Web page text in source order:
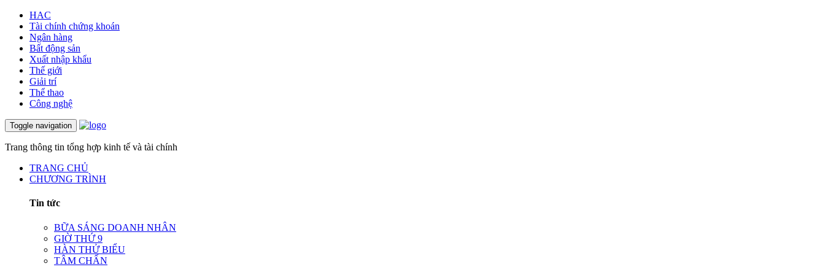
HAC
Tài chính chứng khoán
Ngân hàng
Bất động sản
Xuất nhập khẩu
Thế giới
Giải trí
Thể thao
Công nghệ
Toggle navigation
Trang thông tin tổng hợp kinh tế và tài chính
TRANG CHỦ
CHƯƠNG TRÌNH
Tin tức
BỮA SÁNG DOANH NHÂN
GIỜ THỨ 9
HÀN THỬ BIỂU
TÂM CHẤN